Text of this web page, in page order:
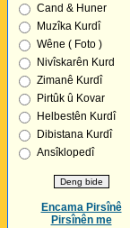
Cand & Huner
Muzîka Kurdî
Wêne ( Foto )
Nivîskarên Kurd
Zimanê Kurdî
Pirtûk û Kovar
Helbestên Kurdî
Dibistana Kurdî
Ansîklopedî
Encama Pirsînê
Pirsînên me